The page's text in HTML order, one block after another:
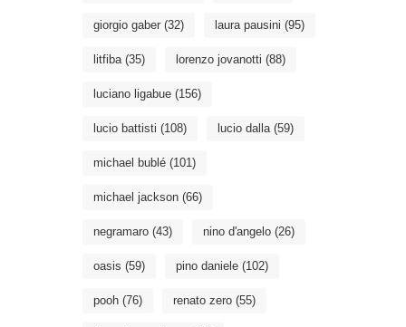
giorgio gaber (32) laura pausini (95)
litfiba(35) lorenzo jovanotti (88)
luciano ligabue (156)
lucio battisti (108) lucio dalla(59)
michael bublé (101)
michael jackson (66)
negramaro (43) nino d'angelo (26)
oasis (59) pino daniele (102)
pooh (76) renato zero (55)